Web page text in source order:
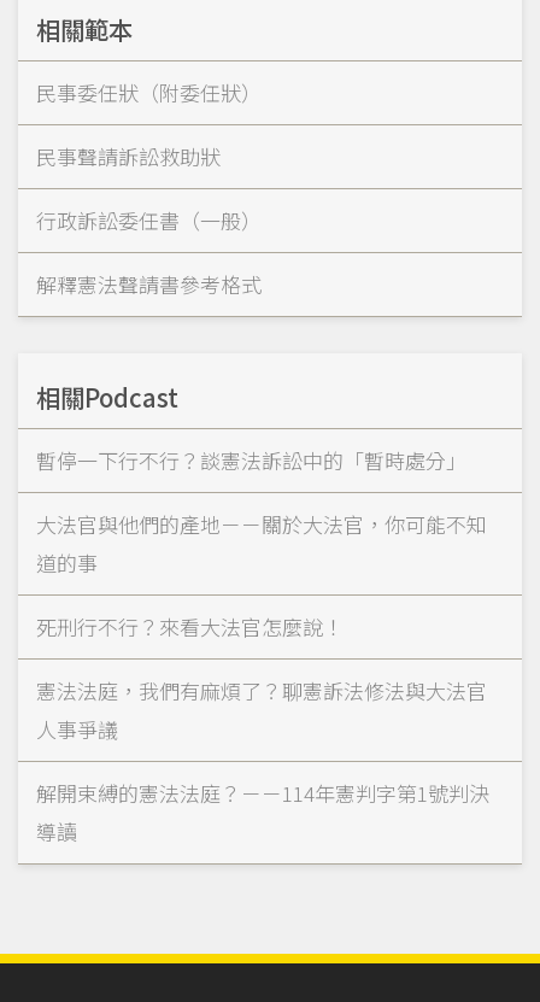
相關範本
民事委任狀（附委任狀）
民事聲請訴訟救助狀
行政訴訟委任書（一般）
解釋憲法聲請書參考格式
相關Podcast
暫停一下行不行？談憲法訴訟中的「暫時處分」
大法官與他們的產地－－關於大法官，你可能不知
道的事
死刑行不行？來看大法官怎麼說！
憲法法庭，我們有麻煩了？聊憲訴法修法與大法官
人事爭議
解開束縛的憲法法庭？－－114年憲判字第1號判決
導讀